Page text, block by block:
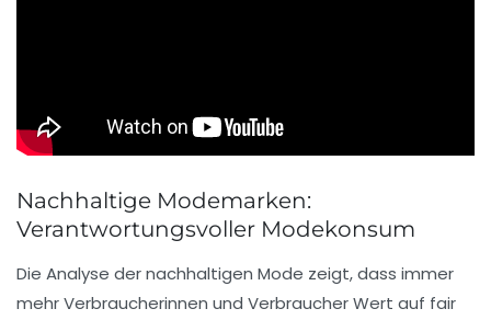
Nachhaltige Modemarken:
Verantwortungsvoller Modekonsum
Die Analyse der nachhaltigen Mode zeigt, dass immer
mehr Verbraucherinnen und Verbraucher Wert auf fair